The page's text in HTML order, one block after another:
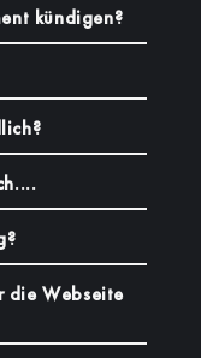
kündigen?
die Webseite